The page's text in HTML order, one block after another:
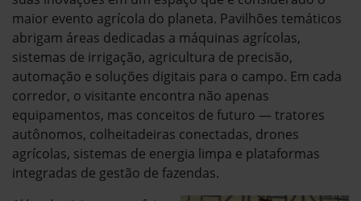
maior evento agrícola do planeta. Pavilhões temáticos
abrigam áreas dedicadas a máquinas agrícolas,
sistemas de irrigação, agricultura de precisão,
automação e soluções digitais para o campo. Em cada
corredor, o visitante encontra não apenas
equipamentos, mas conceitos de futuro — tratores
autônomos, colheitadeiras conectadas, drones
agrícolas, sistemas de energia limpa e plataformas
integradas de gestão de fazendas.